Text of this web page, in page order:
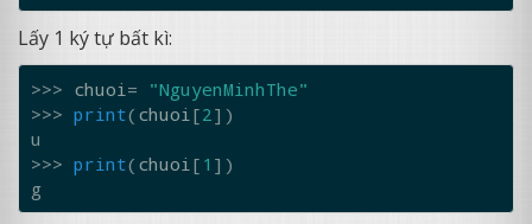
Lấy 1 ký tự bất kì:
>>> chuoi = "NguyenMinhThe"
>>> print( chuoi [2 ])
u
>>> print( chuoi [ 1 ])
g